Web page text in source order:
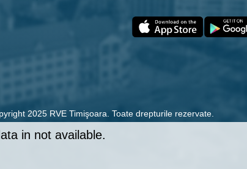
2025 RVE Timişoara. Toate drepturile rezervate.
in not available.